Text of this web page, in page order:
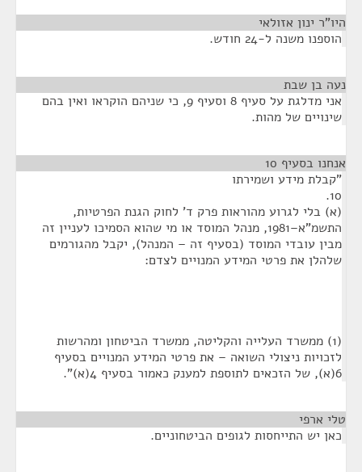
היו"ר ינון אזולאי
הוספנו משנה ל-24 חודש.
נעה בן שבת
אני מדלגת על סעיף 8 וסעיף 9, כי שניהם הוקראו ואין בהם
שינויים של מהות.
אנחנו בסעיף 10
"קבלת מידע ושמירתו
10.
(א) בלי לגרוע מהוראות פרק ד' לחוק הגנת הפרטיות,
התשמ"א–1981‏, מנהל המוסד או מי שהוא הסמיכו לעניין זה
מבין עובדי המוסד (בסעיף זה – המנהל), יקבל מהגורמים
שלהלן את פרטי המידע המנויים לצדם:
(1) ממשרד העלייה והקליטה, ממשרד הביטחון ומהרשות
לזכויות ניצולי השואה – את פרטי המידע המנויים בסעיף
6(א), של הזכאים לתוספת למענק כאמור בסעיף 4(א)".
טלי ארפי
כאן יש התייחסות לגופים הביטחוניים.